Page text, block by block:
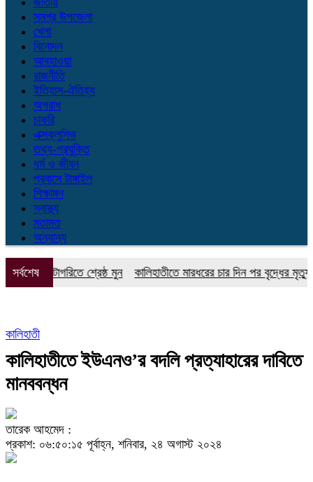
সমগ্র উপজেলা
খেলা
বিনোদন
আবহাওয়া
রাজনীতি
ইতিহাস-ঐতিহ্য
অপরাধ
চাকরি
এক্সক্লুসিভ
তথ্য-প্রযুক্তি
ধর্ম ও জীবন
প্রবাসে টাঙ্গাইল
শিক্ষাঙ্গন
স্বাস্থ্য
মতামত
অন্যান্য
সর্বশেষ
ক্যাটাগরিতে শ্রেষ্ঠ মুন কালিহাতীতে মারধরের চার দিন পর বৃদ্ধের মৃত্যু,
কালিহাতী
কালিহাতীতে ইউএনও’র বদলি প্রত্যাহারের দাবিতে
মানববন্ধন
তারেক আহমেদ :
প্রকাশ: ০৬:৫০:১৫ পূর্বাহ্ন, শনিবার, ২৪ অগাস্ট ২০২৪